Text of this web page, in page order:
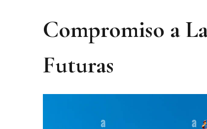
Compromiso a
Futuras